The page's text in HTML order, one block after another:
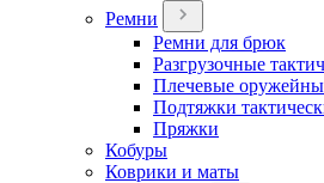
Ремни
Ремни для брюк
Разгрузочные
Плечевые
Подтяжки
Пряжки
Кобуры
Коврики и маты